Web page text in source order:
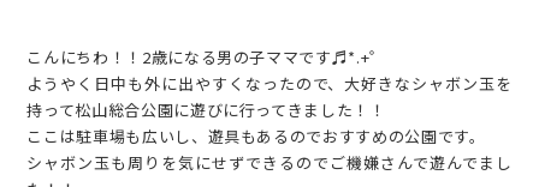
こんにちわ！！2歳になる男の子ママです♬*.+゜
ようやく日中も外に出やすくなったので、大好きなシャボン玉を
持って松山総合公園に遊びに行ってきました！！
ここは駐車場も広いし、遊具もあるのでおすすめの公園です。
シャボン玉も周りを気にせずできるのでご機嫌さんで遊んでまし